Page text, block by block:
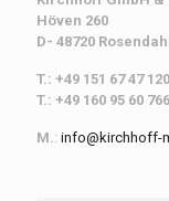
Höven 260
D- 48720 Rosendahl
T.: +49 151 67 47
T.: +49 160 95 60
M.: info@kirchhoff-